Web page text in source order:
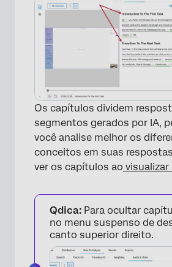
Os capítulos dividem
segmentos gerados por IA,
você analise melhor os
conceitos em suas
ver os capítulos ao
Qdica: Para ocultar
no menu suspenso de
canto superior direito.